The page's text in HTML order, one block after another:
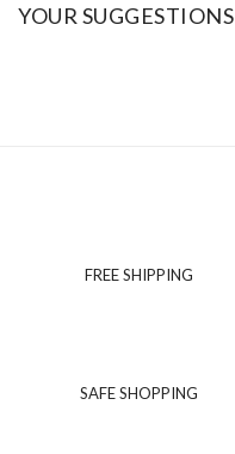
YOUR SUGGESTIONS
FREE SHIPPING
SAFE SHOPPING